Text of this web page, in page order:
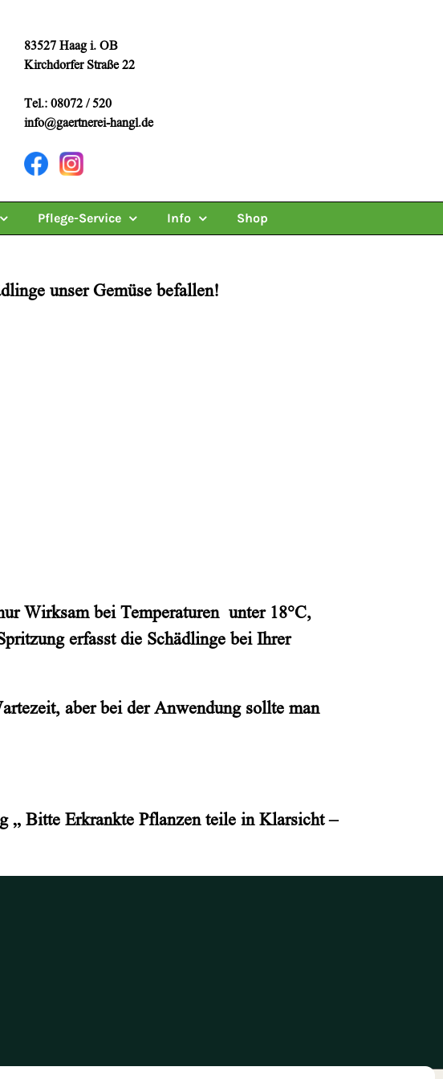
83527 Haag i. OB
Kirchdorfer Straße 22
Tel.: 08072 / 520
info@gaertnerei-hangl.de
Pflege-Service Info Shop
unser Gemüse befallen!
Wirksam bei Temperaturen unter 18°C,
erfasst die Schädlinge bei Ihrer
aber bei der Anwendung sollte man
„ Bitte Erkrankte Pflanzen teile in Klarsicht –